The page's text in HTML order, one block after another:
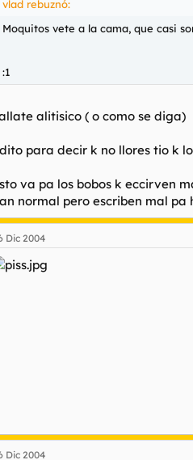
vlad rebuznó:
Moquitos vete a la cama, que casi
:1
alitisico ( o como se diga)
para decir k no llores tio k
va pa los bobos k eccirven
normal pero escriben mal pa
Dic 2004
Dic 2004